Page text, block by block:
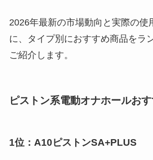
2026年最新の市場動向と実際の使
に、タイプ別におすすめ商品をラ
ご紹介します。
ピストン系電動オナホールお
1位：A10ピストンSA+PLUS